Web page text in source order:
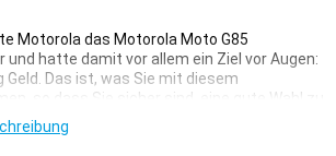
Motorola das Motorola Moto G85
und hatte damit vor allem ein Ziel vor Augen:
Das ist, was Sie mit diesem
so dass Sie sicher sind, eine gute Wahl zu